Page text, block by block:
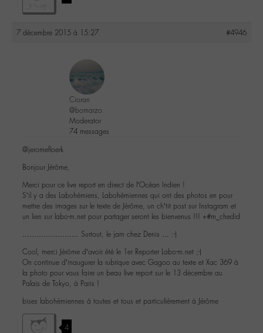
7 décembre 2015 à 15:27 #4946
Cioran
@bomarzo
Moderator
74 messages
@jeromefloerk
Bonjour Jérôme,
Merci pour ce live report en direct de l’Océan Indien !
S’il y a des Labohémiens, Labohémiennes qui ont des photos en pour
mettre des images sur le texte de Jérôme, un ch’tit post sur Instagram et
un lien sur labo-m.net pour partager seront les bienvenus !!! +#m_chedid
…………………… Surtout, le jam chez Denis … :-)
Cool, merci Jérôme d’avoir été le 1er Reporter Labo-m.net ;-)
On continue d’inaugurer la rubrique avec Gagoo au texte et Xac 369 à
la photo pour vous faire un beau live report sur le 13 décembre au
Palais de Tokyo, à Paris !
bises labohémiennes à toutes et tous et particulièrement à Jérôme
4